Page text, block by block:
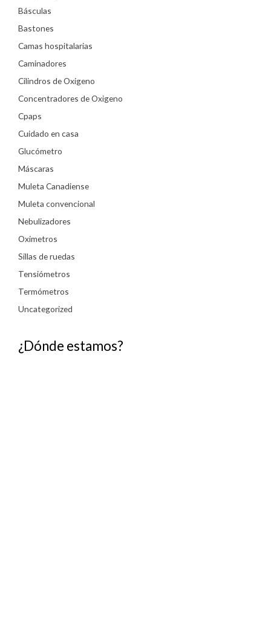
Básculas
Bastones
Camas hospitalarias
Caminadores
Cilindros de Oxigeno
Concentradores de Oxigeno
Cpaps
Cuidado en casa
Glucómetro
Máscaras
Muleta Canadiense
Muleta convencional
Nebulizadores
Oximetros
Sillas de ruedas
Tensiómetros
Termómetros
Uncategorized
¿Dónde estamos?